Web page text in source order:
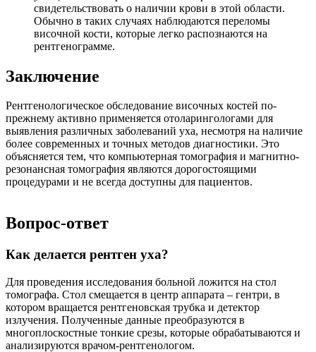
свидетельствовать о наличии крови в этой области.
Обычно в таких случаях наблюдаются переломы
височной кости, которые легко распознаются на
рентгенограмме.
Заключение
Рентгенологическое обследование височных костей по-
прежнему активно применяется отоларингологами для
выявления различных заболеваний уха, несмотря на наличие
более современных и точных методов диагностики. Это
объясняется тем, что компьютерная томография и магнитно-
резонансная томография являются дорогостоящими
процедурами и не всегда доступны для пациентов.
Вопрос-ответ
Как делается рентген уха?
Для проведения исследования больной ложится на стол
томографа. Стол смещается в центр аппарата – гентри, в
котором вращается рентгеновская трубка и детектор
излучения. Полученные данные преобразуются в
многоплоскостные тонкие срезы, которые обрабатываются и
анализируются врачом-рентгенологом.